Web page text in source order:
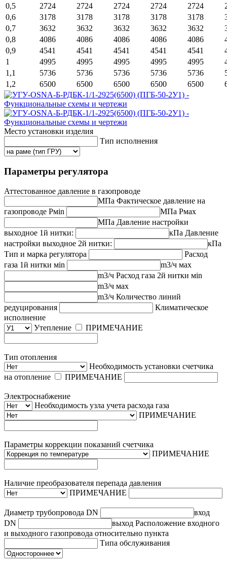
0,5
2724 2724 2724 2724 2724
0,6
3178 3178 3178 3178 3178
0,7
3632 3632 3632 3632 3632
0,8
4086 4086 4086 4086 4086
0,9
4541 4541 4541 4541 4541
1
4995 4995 4995 4995 4995
1,1
5736 5736 5736 5736 5736
1,2
6500 6500 6500 6500 6500
Место установки изделия
Тип исполнения
Параметры регулятора
Аттестованное давление в газопроводе
МПа Фактическое давление на
газопроводе Рмin МПа Рмах
МПа Давление настройки
выходное 1й нитки:
кПа Давление
настройки выходное 2й нитки:
кПа
Тип и марка регулятора
Расход
газа 1й нитки мin m3/ч мах
m3/ч Расход газа 2й нитки мin
m3/ч мах
m3/ч Количество линий
редуцирования
Климатическое
исполнение
Утепление
ПРИМЕЧАНИЕ
Тип отопления
Необходимость установки счетчика
на отопление
ПРИМЕЧАНИЕ
Электроснабжение
Необходимость узла учета расхода газа
ПРИМЕЧАНИЕ
Параметры коррекции показаний счетчика
ПРИМЕЧАНИЕ
Наличие преобразователя перепада давления
ПРИМЕЧАНИЕ
Диаметр трубопровода DN
вход
DN
выход Расположение входного
и выходного газопровода относительно пункта
Типа обслуживания